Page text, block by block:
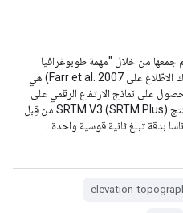
جمعها من خلال "مهمة طوبوغرافيا
الرادار المكوكية" (SRTM، يمكنك الاطّلاع على Farr et al. 2007) هي
على نماذج الارتفاع الرقمي على
نطاق عالمي تقريبًا. يتم توفير منتج SRTM V3 (SRTM Plus) من قِبل
بدقة تبلغ ثانية قوسية واحدة …
elevation-